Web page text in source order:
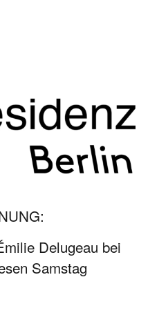
Delugeau bei
Samstag